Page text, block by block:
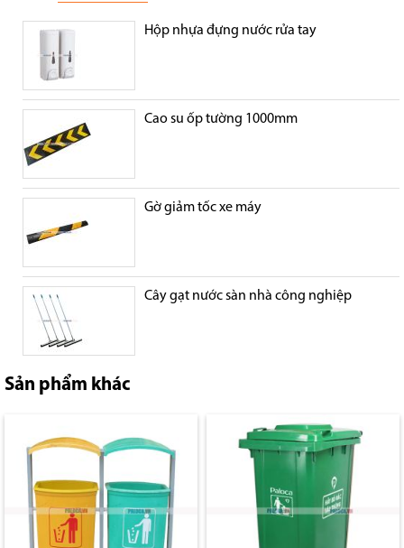
Hộp nhựa đựng nước rửa tay
Cao su ốp tường 1000mm
Gờ giảm tốc xe máy
Cây gạt nước sàn nhà công nghiệp
Sản phẩm khác